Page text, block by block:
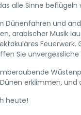
alle Sinne
Dünenfahren und
arabischer Musik
Sie
erklimmen, und
heute!